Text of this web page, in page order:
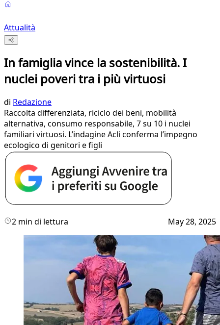
Attualità
In famiglia vince la sostenibilità. I
nuclei poveri tra i più virtuosi
di Redazione
Raccolta differenziata, riciclo dei beni, mobilità
alternativa, consumo responsabile, 7 su 10 i nuclei
familiari virtuosi. L’indagine Acli conferma l’impegno
ecologico di genitori e figli
2 min di lettura May 28, 2025